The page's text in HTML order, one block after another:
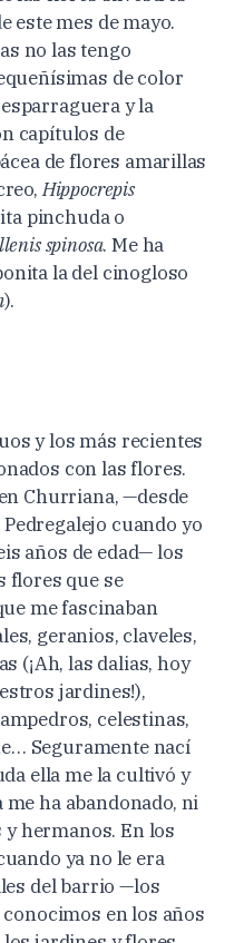
este mes de mayo.
no las tengo
de color
y la
capítulos de
de flores amarillas
Hippocrepis
pinchuda o
spinosa. Me ha
la del cinogloso
).
y los más recientes
con las flores.
Churriana, —desde
Pedregalejo cuando yo
años de edad— los
flores que se
me fascinaban
geranios, claveles,
(¡Ah, las dalias, hoy
jardines!),
celestinas,
Seguramente nací
ella me la cultivó y
ha abandonado, ni
y hermanos. En los
ya no le era
del barrio —los
enlos años